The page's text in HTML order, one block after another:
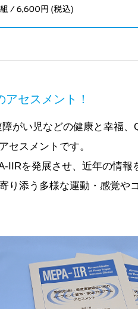
セスメント！
がい児などの健康と幸福、
セスメントです。
IIRを発展させ、近年の情報
り添う多様な運動・感覚や